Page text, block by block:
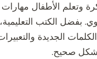
وتعلم الأطفال مهارات
بفضل الكتب
الجديدة
بشكل صحيح.